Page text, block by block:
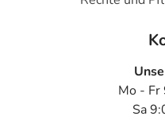
Mo -
Sa